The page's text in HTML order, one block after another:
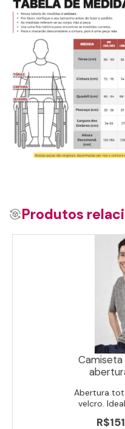
Produtos
Abertura
velcro.